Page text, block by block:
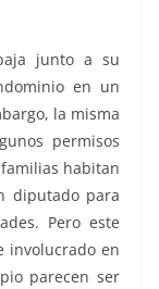
junto a su
en un
la misma
permisos
habitan
diputado para
Pero este
involucrado en
parecen ser